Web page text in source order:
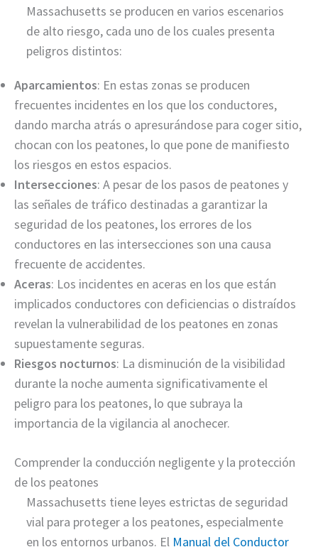
Massachusetts se producen en varios escenarios
de alto riesgo, cada uno de los cuales presenta
peligros distintos:
Aparcamientos: En estas zonas se producen
frecuentes incidentes en los que los conductores,
dando marcha atrás o apresurándose para coger sitio,
chocan con los peatones, lo que pone de manifiesto
los riesgos en estos espacios.
Intersecciones: A pesar de los pasos de peatones y
las señales de tráfico destinadas a garantizar la
seguridad de los peatones, los errores de los
conductores en las intersecciones son una causa
frecuente de accidentes.
Aceras: Los incidentes en aceras en los que están
implicados conductores con deficiencias o distraídos
revelan la vulnerabilidad de los peatones en zonas
supuestamente seguras.
Riesgos nocturnos: La disminución de la visibilidad
durante la noche aumenta significativamente el
peligro para los peatones, lo que subraya la
importancia de la vigilancia al anochecer.
Comprender la conducción negligente y la protección
de los peatones
Massachusetts tiene leyes estrictas de seguridad
vial para proteger a los peatones, especialmente
en los entornos urbanos. El Manual del Conductor